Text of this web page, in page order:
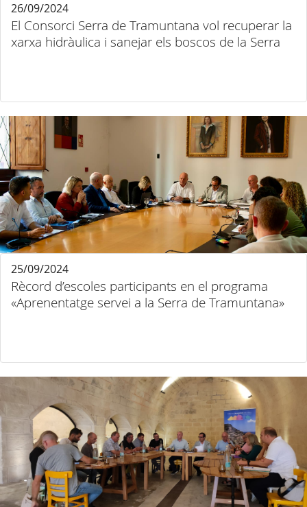
El Consorci Serra de Tramuntana vol recuperar la
xarxa hidràulica i sanejar els boscos de la Serra
26/09/2024
Rècord d’escoles participants en el programa
«Aprenentatge servei a la Serra de Tramuntana»
25/09/2024